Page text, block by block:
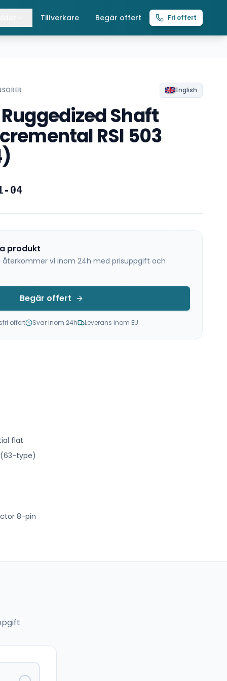
Tillverkare Begär offert Fri offert
English
Shaft
RSI 503
04
produkt
återkommer vi inom 24h med prisuppgift och
Begär offert
offert Svar inom 24h Leverans inom EU
flat
type)
8-pin